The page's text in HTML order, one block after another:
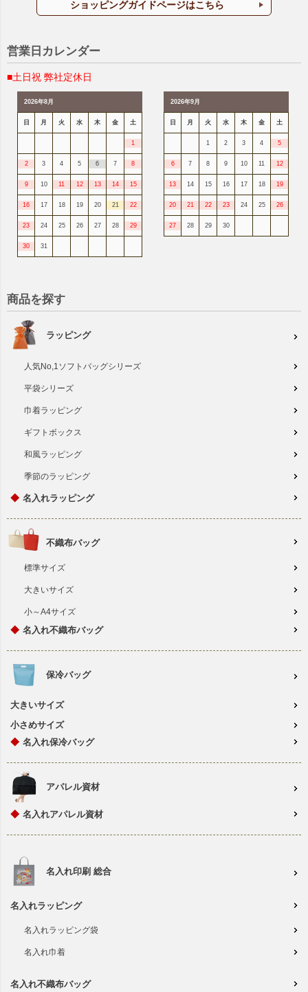
ショッピングガイドページはこちら
営業日カレンダー
■土日祝 弊社定休日
2026年8月
日 月 火 水 木 金 土
1
2 3 4 5 6 7 8
9 10 11 12 13 14 15
16 17 18 19 20 21 22
23 24 25 26 27 28 29
30 31
2026年9月
日 月 火 水 木 金 土
1 2 3 4 5
6 7 8 9 10 11 12
13 14 15 16 17 18 19
20 21 22 23 24 25 26
27 28 29 30
商品を探す
ラッピング
人気No,1ソフトバッグシリーズ
平袋シリーズ
巾着ラッピング
ギフトボックス
和風ラッピング
季節のラッピング
◆ 名入れラッピング
不織布バッグ
標準サイズ
大きいサイズ
小～A4サイズ
◆ 名入れ不織布バッグ
保冷バッグ
大きいサイズ
小さめサイズ
◆ 名入れ保冷バッグ
アパレル資材
◆ 名入れアパレル資材
名入れ印刷 総合
名入れラッピング
名入れラッピング袋
名入れ巾着
名入れ不織布バッグ